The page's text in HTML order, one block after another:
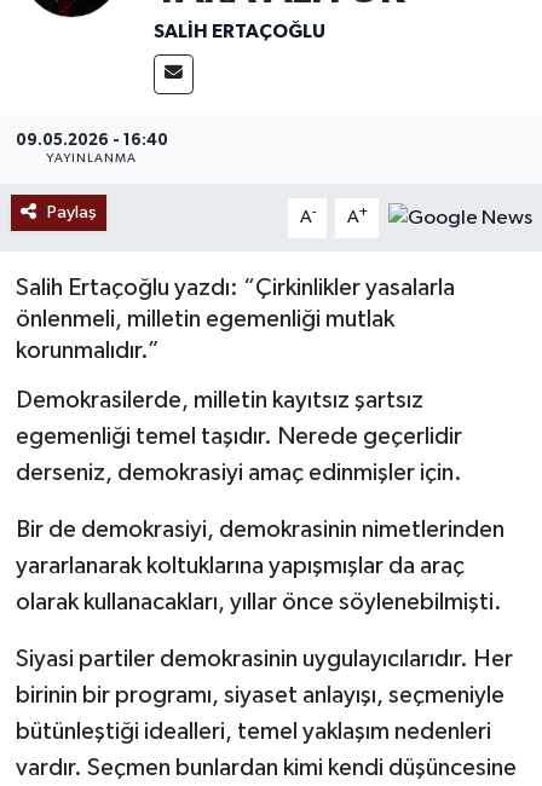
SALIH ERTAÇOĞLU
09.05.2026 - 16:40
YAYINLANMA
Paylaş A- A+
Salih Ertaçoğlu yazdı: “Çirkinlikler yasalarla
önlenmeli, milletin egemenliği mutlak
korunmalıdır.”
Demokrasilerde, milletin kayıtsız şartsız
egemenliği temel taşıdır. Nerede geçerlidir
derseniz, demokrasiyi amaç edinmişler için.
Bir de demokrasiyi, demokrasinin nimetlerinden
yararlanarak koltuklarına yapışmışlar da araç
olarak kullanacakları, yıllar önce söylenebilmişti.
Siyasi partiler demokrasinin uygulayıcılarıdır. Her
birinin bir programı, siyaset anlayışı, seçmeniyle
bütünleştiği idealleri, temel yaklaşım nedenleri
vardır. Seçmen bunlardan kimi kendi düşüncesine
Tokat Haber